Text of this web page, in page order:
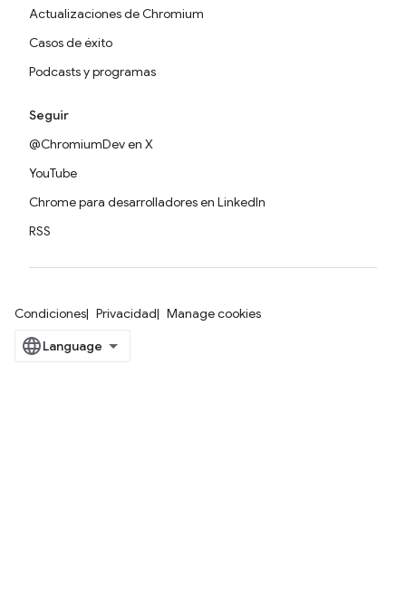
Actualizaciones de Chromium
Casos de éxito
Podcasts y programas
Seguir
@ChromiumDev en X
YouTube
Chrome para desarrolladores en LinkedIn
RSS
Condiciones Privacidad Manage cookies